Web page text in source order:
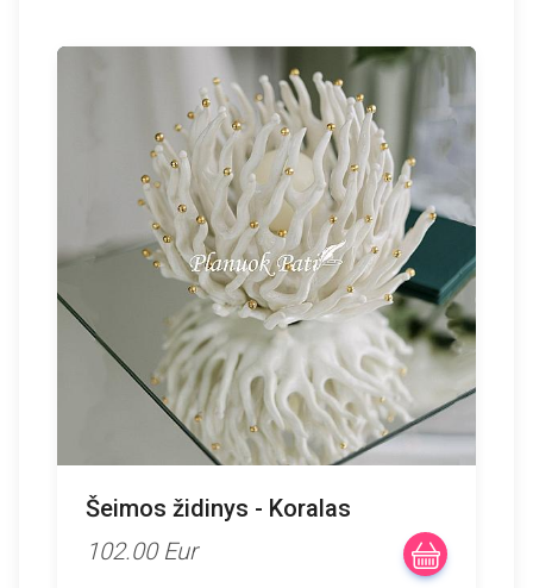
Šeimos židinys - Koralas
102.00 Eur